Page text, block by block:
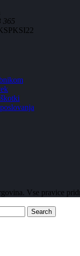
365
Vse pravice
Search